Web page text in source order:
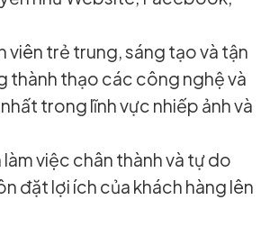
viên trẻ trung, sáng tạo và tận
thành thạo các công nghệ và
trong lĩnh vực nhiếp ảnh và
việc chân thành và tự do
đặt lợi ích của khách hàng lên